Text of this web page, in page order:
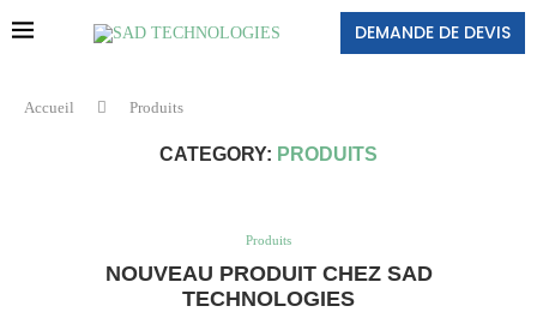
DEMANDE DE DEVIS
Accueil Produits
CATEGORY: PRODUITS
Produits
NOUVEAU PRODUIT CHEZ SAD
TECHNOLOGIES